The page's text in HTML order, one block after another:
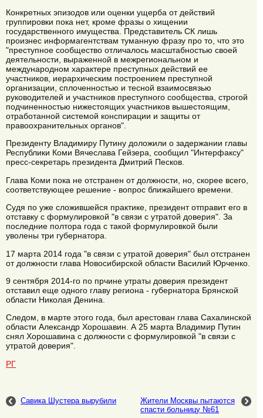
Конкретных эпизодов или оценки ущерба от действий
группировки пока нет, кроме фразы о хищении
государственного имущества. Представитель СК лишь
произнес информагентствам туманную фразу про то, что это
"преступное сообщество отличалось масштабностью своей
деятельности, выраженной в межрегиональном и
международном характере преступных действий ее
участников, иерархическим построением преступной
организации, сплоченностью и тесной взаимосвязью
руководителей и участников преступного сообщества, строгой
подчиненностью нижестоящих участников вышестоящим,
отработанной системой конспирации и защиты от
правоохранительных органов".
Президенту Владимиру Путину доложили о задержании главы
Республики Коми Вячеслава Гейзера, сообщил "Интерфаксу"
пресс-секретарь президента Дмитрий Песков.
Глава Коми пока не отстранен от должности, но, скорее всего,
соответствующее решение - вопрос ближайшего времени.
Судя по уже сложившейся практике, президент отправит его в
отставку с формулировкой "в связи с утратой доверия". За
последние полтора года с такой формулировкой были
уволены три губернатора.
17 марта 2014 года "в связи с утратой доверия" был отстранен
от должности глава Новосибирской области Василий Юрченко.
9 сентября 2014-го по прчине утраты доверия президент
отставил еще одного главу региона - губернатора Брянской
области Николая Денина.
Следом, в марте этого года, был арестован глава Сахалинской
области Александр Хорошавин. А 25 марта Владимир Путин
снял Хорошавина с должности с формулировкой "в связи с
утратой доверия".
РГ
Савика Шустера вырубили
Жители Москвы пытаются
спасти больницу №61